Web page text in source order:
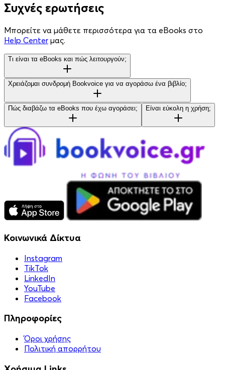
Συχνές ερωτήσεις
Μπορείτε να μάθετε περισσότερα για τα eBooks στο
Help Center μας.
Τι είναι τα eBooks και πώς λειτουργούν;
Χρειάζομαι συνδρομή Bookvoice για να αγοράσω ένα βιβλίο;
Πώς διαβάζω τα eBooks που έχω αγοράσει; Είναι εύκολη η χρήση;
Κοινωνικά Δίκτυα
Instagram
TikTok
LinkedIn
YouTube
Facebook
Πληροφορίες
Όροι χρήσης
Πολιτική απορρήτου